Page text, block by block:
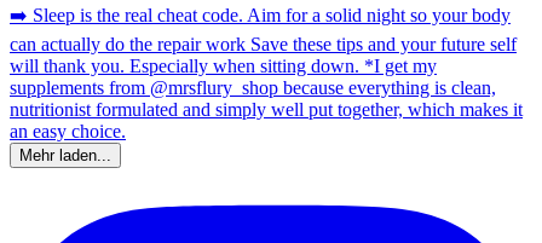
Mehr laden...